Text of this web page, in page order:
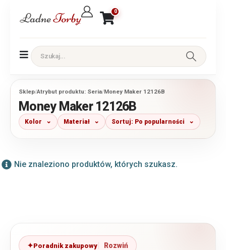
0
Sklep/Atrybut produktu: Seria/Money Maker 12126B
Money Maker 12126B
Kolor Materiał Sortuj: Po popularności
Nie znaleziono produktów, których szukasz.
Poradnik zakupowy